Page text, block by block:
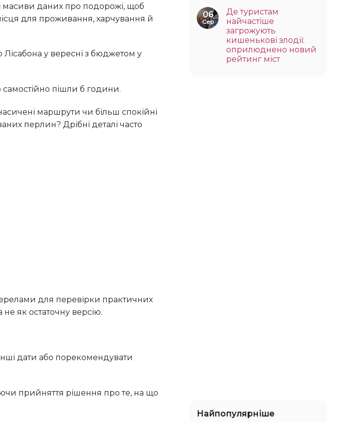
масиви даних про подорожі, щоб
для проживання, харчування й
пішли б години.
перлин? Дрібні деталі часто
як остаточну версію.
06
Сер
Де туристам
найчастіше
загрожують
кишенькові злодії:
оприлюднено новий
рейтинг міст
Найпопулярніше